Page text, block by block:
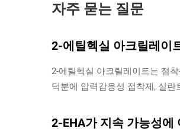
자주 묻는 질문
2-에틸헥실 아크릴레이
2-에틸헥실 아크릴레이트는 점
덕분에 압력감응성 접착제, 실
2-EHA가 지속 가능성에